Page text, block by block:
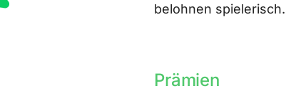
belohnen spielerisch.
Prämien